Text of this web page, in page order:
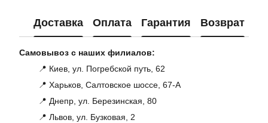
Доставка Оплата Гарантия Возврат
Самовывоз с наших филиалов:
📍 Киев, ул. Погребской путь, 62
📍 Харьков, Салтовское шоссе, 67-А
📍 Днепр, ул. Березинская, 80
📍 Львов, ул. Бузковая, 2